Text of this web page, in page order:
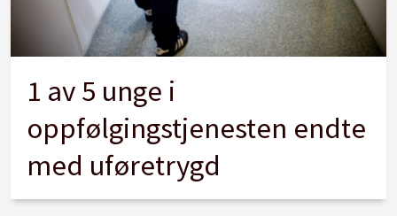
1 av 5 unge i
oppfølgingstjenesten endte
med uføretrygd